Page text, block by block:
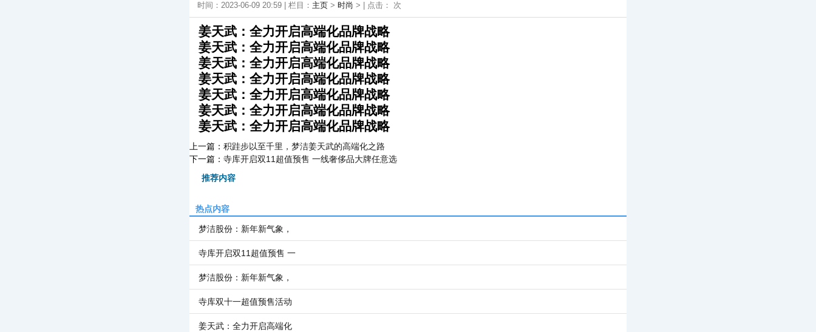
时间：2023-06-09 20:59 | 栏目： 主页 > 时尚 > | 点击： 次
姜天武：全力开启高端化品牌战略
姜天武：全力开启高端化品牌战略
姜天武：全力开启高端化品牌战略
姜天武：全力开启高端化品牌战略
姜天武：全力开启高端化品牌战略
姜天武：全力开启高端化品牌战略
姜天武：全力开启高端化品牌战略
上一篇： 积跬步以至千里，梦洁姜天武的高端化之路
下一篇： 寺库开启双11超值预售 一线奢侈品大牌任意选
推荐内容
热点内容
梦洁股份：新年新气象，
寺库开启双11超值预售 一
梦洁股份：新年新气象，
寺库双十一超值预售活动
姜天武：全力开启高端化